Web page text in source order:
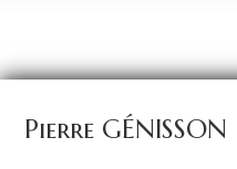
Pierre GÉNISSON